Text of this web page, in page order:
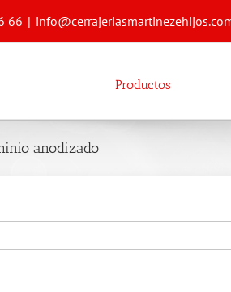
66 |
Productos
anodizado